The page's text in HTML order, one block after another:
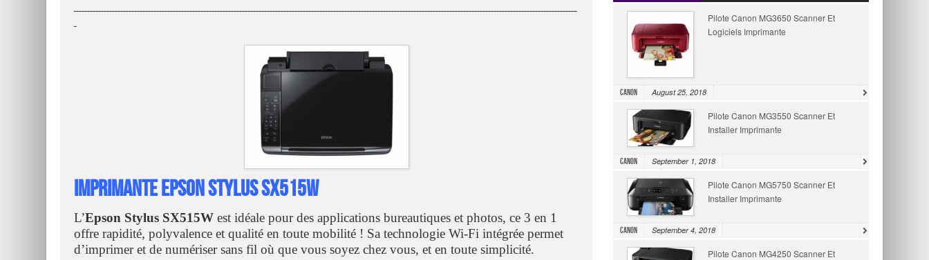
Imprimante Epson Stylus SX515w
L’Epson Stylus SX515W est idéale pour des applications bureautiques et photos, ce 3 en 1
offre rapidité, polyvalence et qualité en toute mobilité ! Sa technologie Wi-Fi intégrée permet
d’imprimer et de numériser sans fil où que vous soyez chez vous, et en toute simplicité.
Pilote Canon MG3650 Scanner Et
Logiciels Imprimante
Canon August 25, 2018
Pilote Canon MG3550 Scanner Et
Installer Imprimante
Canon September 1, 2018
Pilote Canon MG5750 Scanner Et
Installer Imprimante
Canon September 4, 2018
Pilote Canon MG4250 Scanner Et